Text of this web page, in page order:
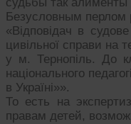
Безусловным перлом
«Відповідач в
цивільної справи на
у м. Тернопіль. До
національного
в Україні»».
То есть на
правам детей,